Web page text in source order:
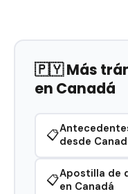
🇵🇾 Más
en Canadá
📋desde
📋Apostilla de
en Canadá